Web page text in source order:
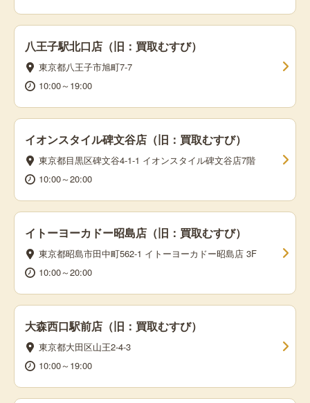
八王子駅北口店（旧：買取むすび）
東京都八王子市旭町7-7
10:00～19:00
イオンスタイル碑文谷店（旧：買取むすび）
東京都目黒区碑文谷4-1-1 イオンスタイル碑文谷店7階
10:00～20:00
イトーヨーカドー昭島店（旧：買取むすび）
東京都昭島市田中町562-1 イトーヨーカドー昭島店 3F
10:00～20:00
大森西口駅前店（旧：買取むすび）
東京都大田区山王2-4-3
10:00～19:00